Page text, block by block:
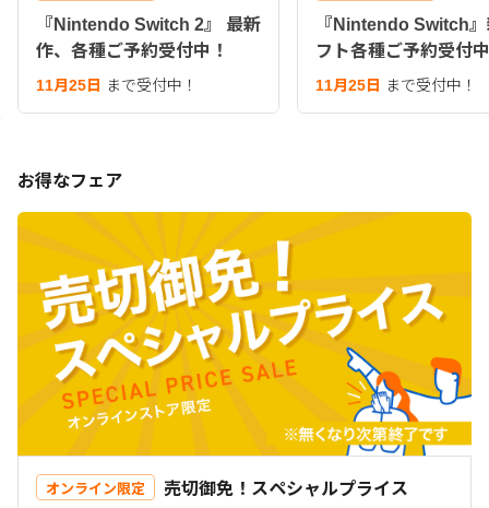
『Nintendo Switch 2』 最新
作、各種ご予約受付中！
11月25日 まで受付中！
『Nintendo Switch
フト各種ご予約受付
11月25日 まで受付中！
お得なフェア
オンライン限定 売切御免！スペシャルプライス